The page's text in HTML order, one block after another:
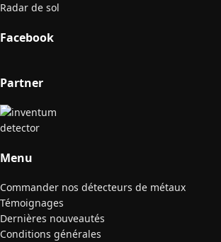
Radar de sol
Facebook
Partner
Menu
Commander nos détecteurs de métaux
Témoignages
Dernières nouveautés
Conditions générales